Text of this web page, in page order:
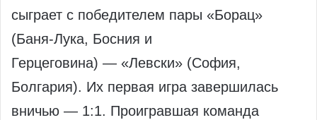
сыграет с победителем пары «Борац»
(Баня‑Лука, Босния и
Герцеговина) — «Левски» (София,
Болгария). Их первая игра завершилась
вничью — 1:1. Проигравшая команда